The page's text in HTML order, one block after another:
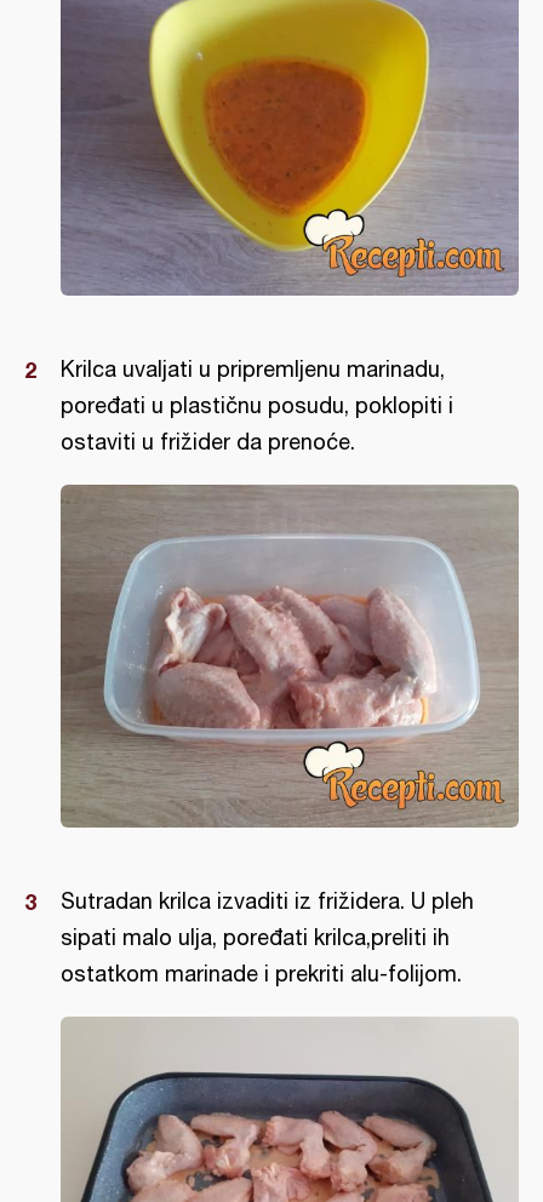
Krilca uvaljati u pripremljenu marinadu,
poređati u plastičnu posudu, poklopiti i
ostaviti u frižider da prenoće.
Sutradan krilca izvaditi iz frižidera. U pleh
sipati malo ulja, poređati krilca,preliti ih
ostatkom marinade i prekriti alu-folijom.